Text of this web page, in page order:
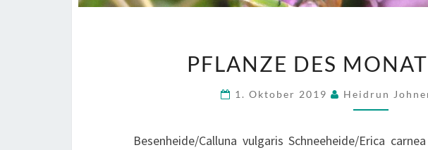
DES
MONATS
OKTOBER
PFLANZE DES
1. Oktober 2019 Heidrun
Besenheide/Calluna vulgaris Schneeheide/Erica